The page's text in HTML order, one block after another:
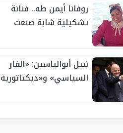
روفانا أيمن طه.. فنانة
تشكيلية شابة صنعت
الجوائز منذ الصغر
نبيل أبوالياسين: «الفار
السياسي» و«ديكتاتورية
الفيفا».. وإقالة